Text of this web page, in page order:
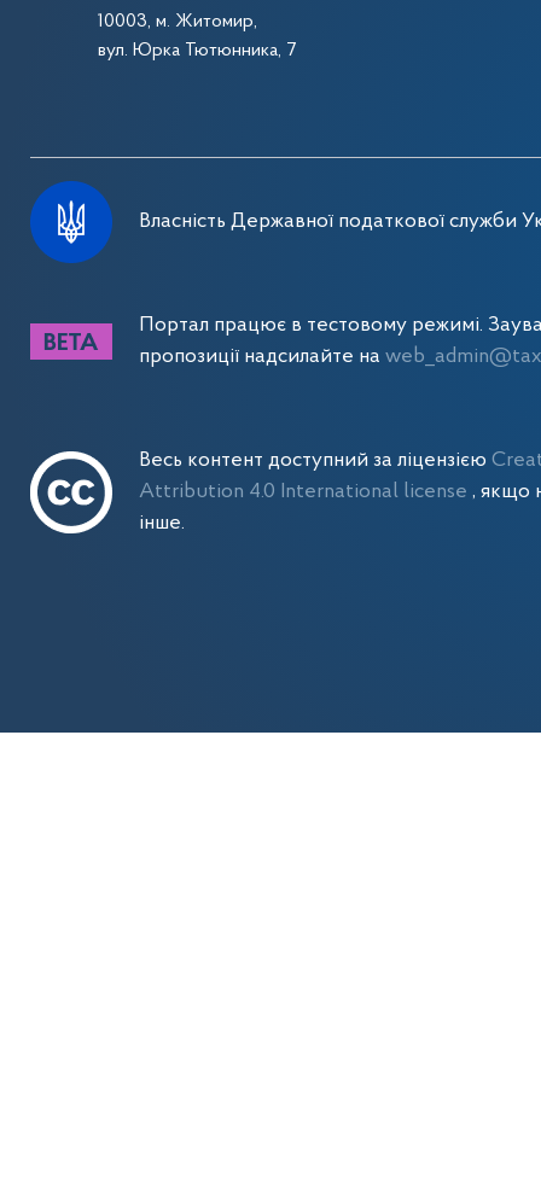
10003, м. Житомир,
вул. Юрка Тютюнника, 7
Власність Державної податкової служби
Портал працює в тестовому режимі.
пропозиції надсилайте на
Весь контент доступний за ліцензією
Attribution 4.0 International license , якщо
інше.